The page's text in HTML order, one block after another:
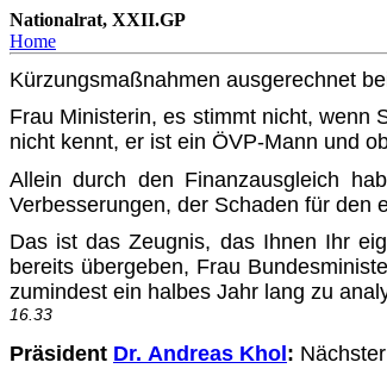
Nationalrat, XXII.GP
Home
Kürzungsmaßnahmen ausgerechnet
Frau Ministerin, es stimmt nicht, wenn
nicht kennt, er ist ein ÖVP-Mann und
Allein durch den Finanzausgleich
Verbesserun­gen, der Schaden für den
Das ist das Zeugnis, das Ihnen Ihr
bereits über­geben, Frau
zumindest ein hal­bes Jahr lang zu
16.33
Präsident Dr. Andreas Khol: